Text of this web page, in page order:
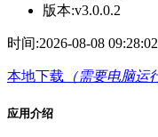
版本:v3.0.0.2
时间:2026-08-08 09:28:02
本地下载 （需要电脑运
应用介绍